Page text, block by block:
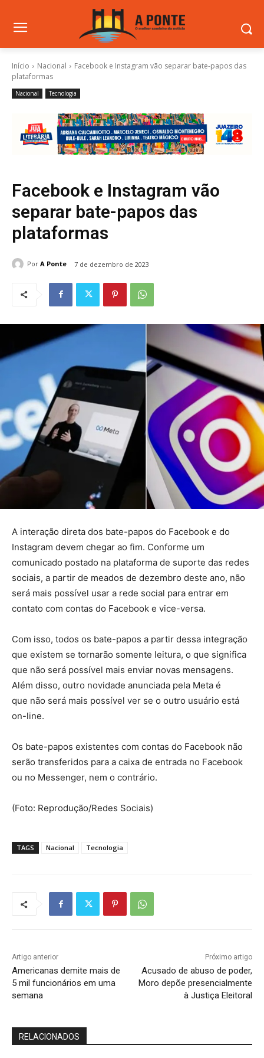
Início Nacional
Facebook e Instagram vão separar bate-papos das
plataformas
Nacional Tecnologia
Facebook e Instagram vão
separar bate-papos das
plataformas
Por A Ponte 7 de dezembro de 2023
A interação direta dos bate-papos do Facebook e do
Instagram devem chegar ao fim. Conforme um
comunicado postado na plataforma de suporte das redes
sociais, a partir de meados de dezembro deste ano, não
será mais possível usar a rede social para entrar em
contato com contas do Facebook e vice-versa.
Com isso, todos os bate-papos a partir dessa integração
que existem se tornarão somente leitura, o que significa
que não será possível mais enviar novas mensagens.
Além disso, outro novidade anunciada pela Meta é
que não será mais possível ver se o outro usuário está
on-line.
Os bate-papos existentes com contas do Facebook não
serão transferidos para a caixa de entrada no Facebook
ou no Messenger, nem o contrário.
(Foto: Reprodução/Redes Sociais)
TAGS Nacional Tecnologia
Artigo anterior
Americanas demite mais de
5 mil funcionários em uma
semana
Próximo artigo
Acusado de abuso de poder,
Moro depõe presencialmente
à Justiça Eleitoral
RELACIONADOS